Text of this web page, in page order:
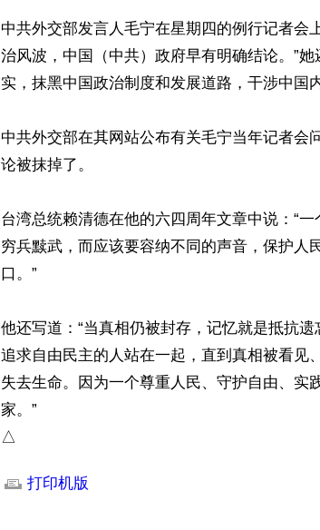
中共外交部发言人毛宁在星期四的例行记者会
治风波，中国（中共）政府早有明确结论。”
实，抹黑中国政治制度和发展道路，干涉中国内
中共外交部在其网站公布有关毛宁当年记者会
论被抹掉了。
台湾总统赖清德在他的六四周年文章中说：“
穷兵黩武，而应该要容纳不同的声音，保护人
口。”
他还写道：“当真相仍被封存，记忆就是抵抗
追求自由民主的人站在一起，直到真相被看见
失去生命。因为一个尊重人民、守护自由、实
家。”
△
打印机版